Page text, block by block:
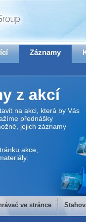
Záznamy
z akcí
na akci, která by Vás
přednášky
jejich záznamy
akce,
stránce
ve stránce